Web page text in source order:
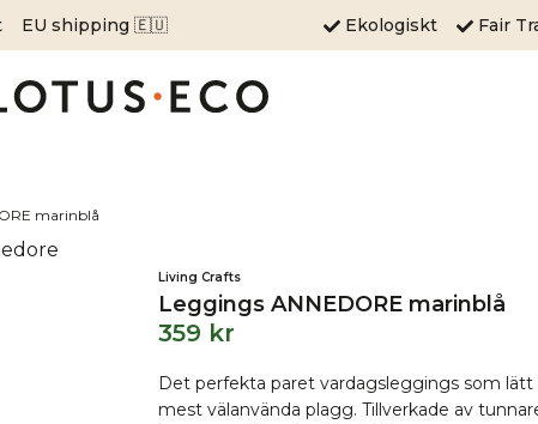
EU shipping 🇪🇺 Ekologiskt Fair
marinblå
Living Crafts
Leggings ANNEDORE marinblå
359 kr
Det perfekta paret vardagsleggings som
mest välanvända plagg. Tillverkade av